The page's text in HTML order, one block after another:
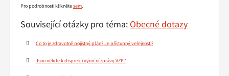
Pro podrobnosti kliknětesem.
Související otázky pro téma: Obecné dotazy
Co to je zdravotně pojistný plán? Je přístupný veřejnosti?
Jsou někde k dispozici výroční zprávy VZP?